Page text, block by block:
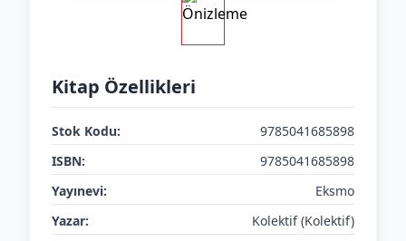
Kitap Özellikleri
Stok Kodu:
9785041685898
ISBN:
9785041685898
Yayınevi:
Eksmo
Yazar:
Kolektif (Kolektif)